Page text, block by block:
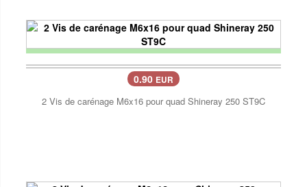
0.90 EUR
2 Vis de carénage M6x16 pour quad Shineray 250 ST9C